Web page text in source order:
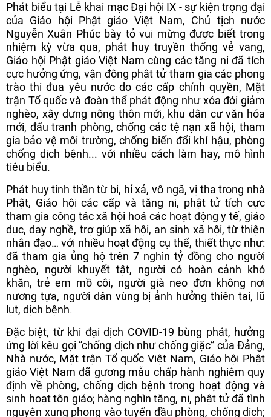
Phát biểu tại Lễ khai mạc Đại hội IX - sự kiện trọng đại
của Giáo hội Phật giáo Việt Nam, Chủ tịch nước
Nguyễn Xuân Phúc bày tỏ vui mừng được biết trong
nhiệm kỳ vừa qua, phát huy truyền thống vẻ vang,
Giáo hội Phật giáo Việt Nam cùng các tăng ni đã tích
cực hưởng ứng, vận động phật tử tham gia các phong
trào thi đua yêu nước do các cấp chính quyền, Mặt
trận Tổ quốc và đoàn thể phát động như xóa đói giảm
nghèo, xây dựng nông thôn mới, khu dân cư văn hóa
mới, đấu tranh phòng, chống các tệ nạn xã hội, tham
gia bảo vệ môi trường, chống biến đổi khí hậu, phòng
chống dịch bệnh... với nhiều cách làm hay, mô hình
tiêu biểu.
Phát huy tinh thần từ bi, hỉ xả, vô ngã, vị tha trong nhà
Phật, Giáo hội các cấp và tăng ni, phật tử tích cực
tham gia công tác xã hội hoá các hoạt động y tế, giáo
dục, dạy nghề, trợ giúp xã hội, an sinh xã hội, từ thiện
nhân đạo… với nhiều hoạt động cụ thể, thiết thực như:
đã tham gia ủng hộ trên 7 nghìn tỷ đồng cho người
nghèo, người khuyết tật, người có hoàn cảnh khó
khăn, trẻ em mồ côi, người già neo đơn không nơi
nương tựa, người dân vùng bị ảnh hưởng thiên tai, lũ
lụt, dịch bệnh.
Đặc biệt, từ khi đại dịch COVID-19 bùng phát, hưởng
ứng lời kêu gọi “chống dịch như chống giặc” của Đảng,
Nhà nước, Mặt trận Tổ quốc Việt Nam, Giáo hội Phật
giáo Việt Nam đã gương mẫu chấp hành nghiêm quy
định về phòng, chống dịch bệnh trong hoạt động và
sinh hoạt tôn giáo; hàng nghìn tăng, ni, phật tử đã tình
nguyện xung phong vào tuyến đầu phòng, chống dịch;